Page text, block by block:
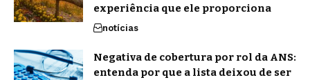
experiência que ele proporciona
notícias
Negativa de cobertura por rol da ANS:
entenda por que a lista deixou de ser